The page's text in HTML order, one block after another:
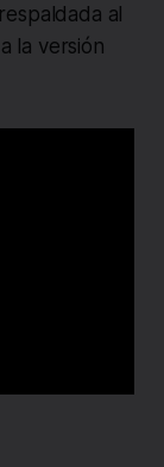
al
la versión